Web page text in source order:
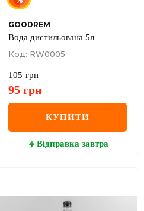
GOODREM
Вода дистильована 5л
Код: RW0005
105 грн
95 грн
КУПИТИ
Відправка завтра